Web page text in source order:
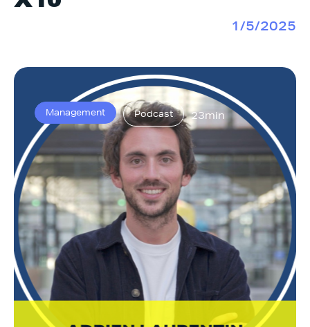
1/5/2025
Management Podcast 23min